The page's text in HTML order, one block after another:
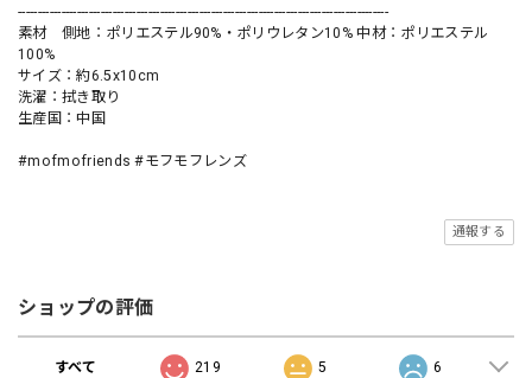
----------------------------------------------------------------------------------------------
素材 側地：ポリエステル90%・ポリウレタン10% 中材：ポリエステル
100%
サイズ：約6.5x10cm
洗濯：拭き取り
生産国：中国
#mofmofriends #モフモフレンズ
通報する
ショップの評価
すべて 219 5 6